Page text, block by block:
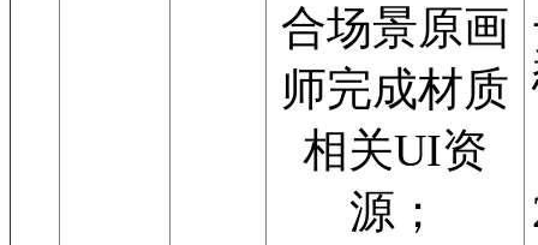
合场景原画
师完成材质
相关UI资
源；